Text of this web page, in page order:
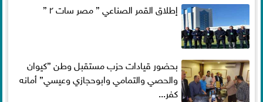
إطلاق القمر الصناعي ” مصر سات ٢ ”
بحضور قيادات حزب مستقبل وطن ”كيوان
والحصي والتمامي وابوحجازي وعيسي” أمانه
كفر...